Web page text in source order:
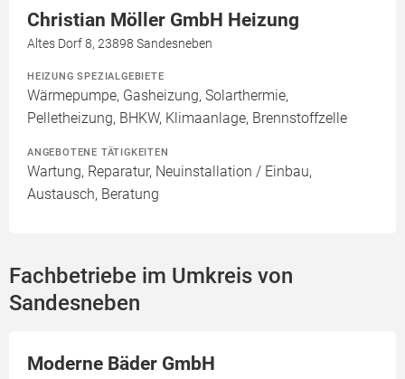
Christian Möller GmbH Heizung
Altes Dorf 8, 23898 Sandesneben
HEIZUNG SPEZIALGEBIETE
Wärmepumpe, Gasheizung, Solarthermie,
Pelletheizung, BHKW, Klimaanlage, Brennstoffzelle
ANGEBOTENE TÄTIGKEITEN
Wartung, Reparatur, Neuinstallation / Einbau,
Austausch, Beratung
Fachbetriebe im Umkreis von
Sandesneben
Moderne Bäder GmbH